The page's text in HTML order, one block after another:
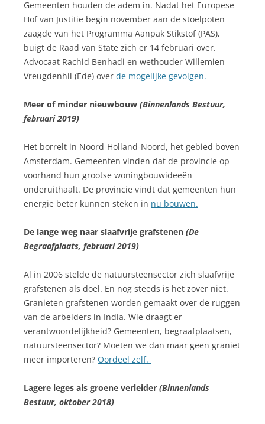
Gemeenten houden de adem in. Nadat het Europese
Hof van Justitie begin november aan de stoelpoten
zaagde van het Programma Aanpak Stikstof (PAS),
buigt de Raad van State zich er 14 februari over.
Advocaat Rachid Benhadi en wethouder Willemien
Vreugdenhil (Ede) over de mogelijke gevolgen.
Meer of minder nieuwbouw (Binnenlands Bestuur,
februari 2019)
Het borrelt in Noord-Holland-Noord, het gebied boven
Amsterdam. Gemeenten vinden dat de provincie op
voorhand hun grootse woningbouwideeën
onderuithaalt. De provincie vindt dat gemeenten hun
energie beter kunnen steken in nu bouwen.
De lange weg naar slaafvrije grafstenen (De
Begraafplaats, februari 2019)
Al in 2006 stelde de natuursteensector zich slaafvrije
grafstenen als doel. En nog steeds is het zover niet.
Granieten grafstenen worden gemaakt over de ruggen
van de arbeiders in India. Wie draagt er
verantwoordelijkheid? Gemeenten, begraafplaatsen,
natuursteensector? Moeten we dan maar geen graniet
meer importeren? Oordeel zelf.
Lagere leges als groene verleider (Binnenlands
Bestuur, oktober 2018)